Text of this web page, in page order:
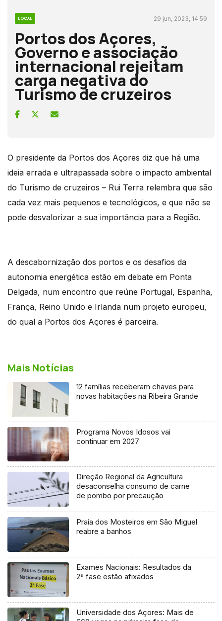
LOCAL 29 jun, 2023, 14:59
Portos dos Açores,
Governo e associação
internacional rejeitam
carga negativa do
Turismo de cruzeiros
O presidente da Portos dos Açores diz que há uma
ideia errada e ultrapassada sobre o impacto ambiental
do Turismo de cruzeiros – Rui Terra relembra que são
cada vez mais pequenos e tecnológicos, e que não se
pode desvalorizar a sua importância para a Região.
A descabornização dos portos e os desafios da
autonomia energética estão em debate em Ponta
Delgada, num encontro que reúne Portugal, Espanha,
França, Reino Unido e Irlanda num projeto europeu,
do qual a Portos dos Açores é parceira.
Mais Notícias
12 famílias receberam chaves para
novas habitações na Ribeira Grande
Programa Novos Idosos vai
continuar em 2027
Direção Regional da Agricultura
desaconselha consumo de carne
de pombo por precaução
Praia dos Mosteiros em São Miguel
reabre a banhos
Exames Nacionais: Resultados da
2ª fase estão afixados
Universidade dos Açores: Mais de